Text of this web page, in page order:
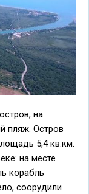
на
пляж. Остров
5,4 кв.км.
на месте
корабль
соорудили